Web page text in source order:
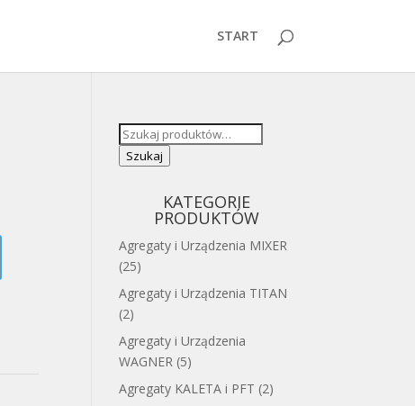
START
Szukaj:
Szukaj
KATEGORIE
PRODUKTÓW
Agregaty i Urządzenia MIXER
(25)
Agregaty i Urządzenia TITAN
(2)
Agregaty i Urządzenia
WAGNER (5)
Agregaty KALETA i PFT (2)